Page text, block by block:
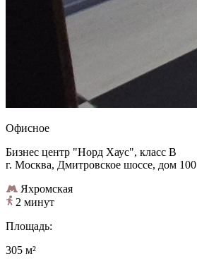
Офисное
Бизнес центр "Норд Хаус", класс B
г. Москва, Дмитровское шоссе, дом 100
Яхромская
2 минут
Площадь:
305 м²